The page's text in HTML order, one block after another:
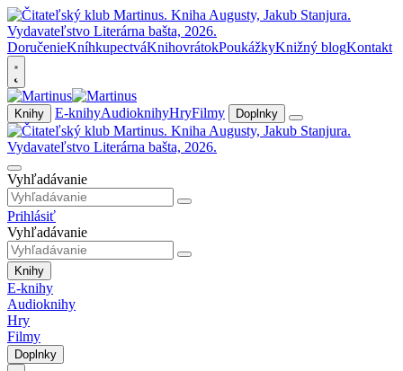
DoručenieKníhkupectváKnihovrátokPoukážkyKnižný blogKontakt
Knihy E-knihyAudioknihyHryFilmy Doplnky
Vyhľadávanie
Prihlásiť
Vyhľadávanie
Knihy
E-knihy
Audioknihy
Hry
Filmy
Doplnky